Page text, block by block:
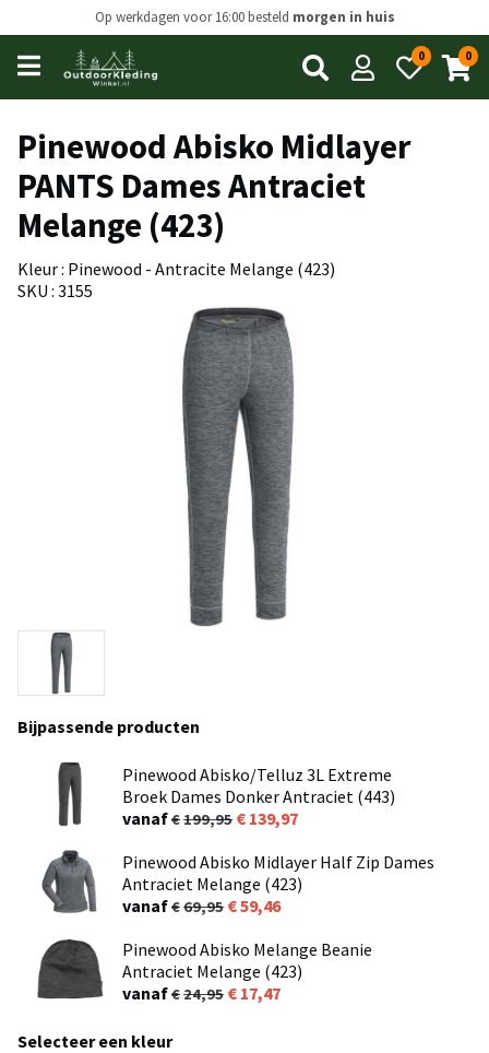
Op werkdagen voor 16:00 besteld morgen in huis
Open
main
menu
0 0
Pinewood Abisko Midlayer
PANTS Dames Antraciet
Melange (423)
Kleur : Pinewood - Antracite Melange (423)
SKU : 3155
Bijpassende producten
Pinewood Abisko/Telluz 3L Extreme
Broek Dames Donker Antraciet (443)
vanaf
199,95
139,97
Pinewood Abisko Midlayer Half Zip Dames
Antraciet Melange (423)
vanaf
69,95
59,46
Pinewood Abisko Melange Beanie
Antraciet Melange (423)
vanaf
24,95 17,47
Selecteer een kleur